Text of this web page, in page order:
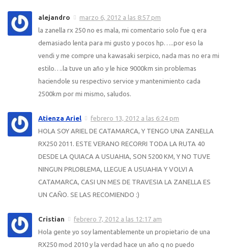
alejandro
marzo 6, 2012 a las 8:57 pm
la zanella rx 250 no es mala, mi comentario solo fue q era
demasiado lenta para mi gusto y pocos hp…..por eso la
vendi y me compre una kawasaki serpico, nada mas no era mi
estilo….la tuve un año y le hice 9000km sin problemas
haciendole su respectivo service y mantenimiento cada
2500km por mi mismo, saludos.
Atienza Ariel
febrero 13, 2012 a las 6:24 pm
HOLA SOY ARIEL DE CATAMARCA, Y TENGO UNA ZANELLA
RX250 2011. ESTE VERANO RECORRI TODA LA RUTA 40
DESDE LA QUIACA A USUAHIA, SON 5200 KM, Y NO TUVE
NINGUN PRLOBLEMA, LLEGUE A USUAHIA Y VOLVI A
CATAMARCA, CASI UN MES DE TRAVESIA LA ZANELLA ES
UN CAÑO. SE LAS RECOMIENDO :)
Cristian
febrero 7, 2012 a las 12:17 am
Hola gente yo soy lamentablemente un propietario de una
RX250 mod 2010 y la verdad hace un año q no puedo